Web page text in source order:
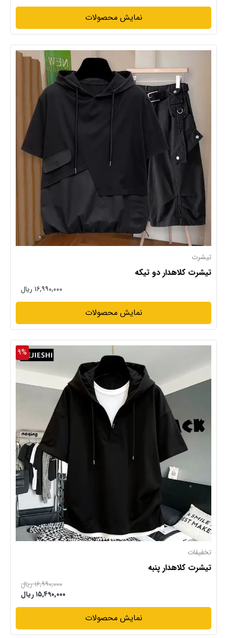
نمایش محصولات
تیشرت
تیشرت کلاهدار دو تیکه
۱۶,۹۹۰,۰۰۰ ریال
نمایش محصولات
9%
تخفیفات
تیشرت کلاهدار پنبه
۱۶,۹۹۰,۰۰۰ ریال
۱۵,۴۹۰,۰۰۰ ریال
نمایش محصولات